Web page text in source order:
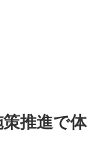
推進で体